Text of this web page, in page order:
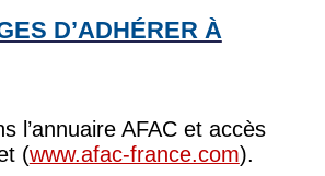
D’ADHÉRER À
l’annuaire AFAC et accès
(www.afac-france.com).